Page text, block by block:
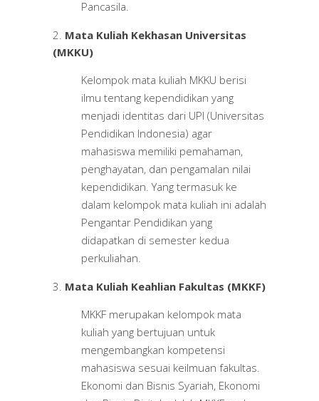
Pancasila.
Mata Kuliah Kekhasan Universitas
(MKKU)
Kelompok mata kuliah MKKU berisi
ilmu tentang kependidikan yang
menjadi identitas dari UPI (Universitas
Pendidikan Indonesia) agar
mahasiswa memiliki pemahaman,
penghayatan, dan pengamalan nilai
kependidikan. Yang termasuk ke
dalam kelompok mata kuliah ini adalah
Pengantar Pendidikan yang
didapatkan di semester kedua
perkuliahan.
Mata Kuliah Keahlian Fakultas (MKKF)
MKKF merupakan kelompok mata
kuliah yang bertujuan untuk
mengembangkan kompetensi
mahasiswa sesuai keilmuan fakultas.
Ekonomi dan Bisnis Syariah, Ekonomi